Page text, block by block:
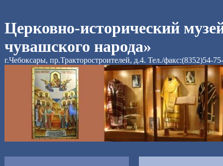
Церковно-исторический
чувашского народа»
г.Чебоксары, пр.Тракторостроителей, д.4. Тел./факс:(8352)54-